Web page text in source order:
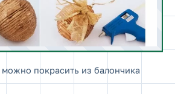
можно покрасить из балончика